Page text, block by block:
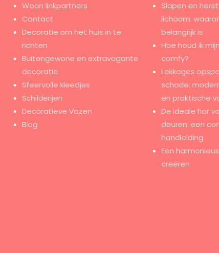
Woon linkpartners
Contact
Decoratie om het huis in te
richten
Buitengewone en extravagante
decoratie
Sfeervolle kleedjes
Schilderijen
Decoratieve Vazen
Blog
Slapen en
lichaam:
belangrijk is
Hoe houd ik
comfy?
Lekkages
schade:
en praktische
De ideale hor
deuren: een
handleiding
Een
creëren